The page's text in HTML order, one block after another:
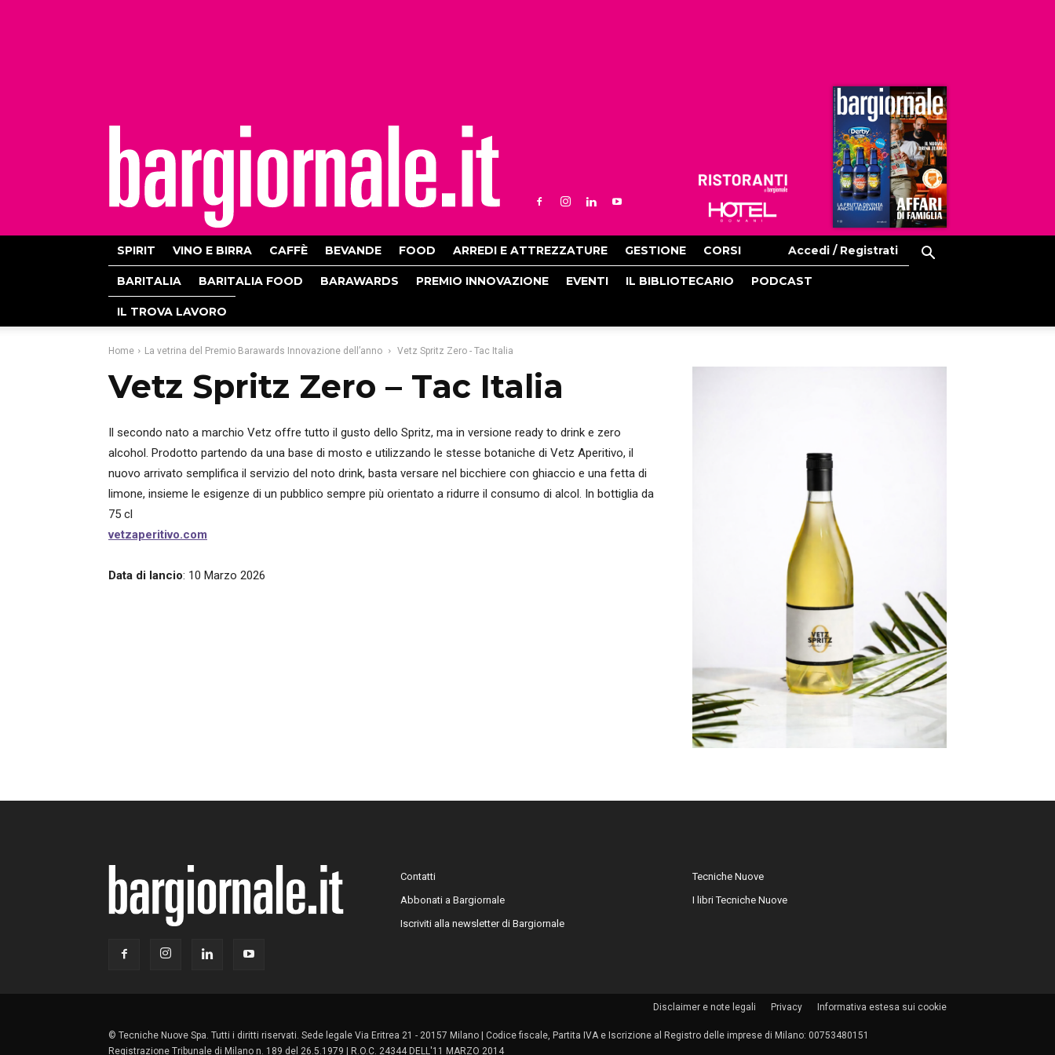
Ristoranti
Hoteldomani
SPIRIT VINO E BIRRA CAFFÈ BEVANDE FOOD ARREDI E ATTREZZATURE GESTIONE CORSI Accedi / Registrati
BARITALIA BARITALIA FOOD BARAWARDS PREMIO INNOVAZIONE EVENTI IL BIBLIOTECARIO PODCAST
IL TROVA LAVORO
Home La vetrina del Premio Barawards Innovazione dell’anno Vetz Spritz Zero - Tac Italia
Vetz Spritz Zero – Tac Italia
Il secondo nato a marchio Vetz offre tutto il gusto dello Spritz, ma in versione ready to drink e zero
alcohol. Prodotto partendo da una base di mosto e utilizzando le stesse botaniche di Vetz Aperitivo, il
nuovo arrivato semplifica il servizio del noto drink, basta versare nel bicchiere con ghiaccio e una fetta di
limone, insieme le esigenze di un pubblico sempre più orientato a ridurre il consumo di alcol. In bottiglia da
75 cl
vetzaperitivo.com
Data di lancio: 10 Marzo 2026
Contatti
Abbonati a Bargiornale
Iscriviti alla newsletter di Bargiornale
Tecniche Nuove
I libri Tecniche Nuove
Disclaimer e note legali Privacy Informativa estesa sui cookie
© Tecniche Nuove Spa. Tutti i diritti riservati. Sede legale Via Eritrea 21 - 20157 Milano | Codice fiscale, Partita IVA e Iscrizione al Registro delle imprese di Milano: 00753480151
Registrazione Tribunale di Milano n. 189 del 26.5.1979 | R.O.C. 24344 DELL'11 MARZO 2014